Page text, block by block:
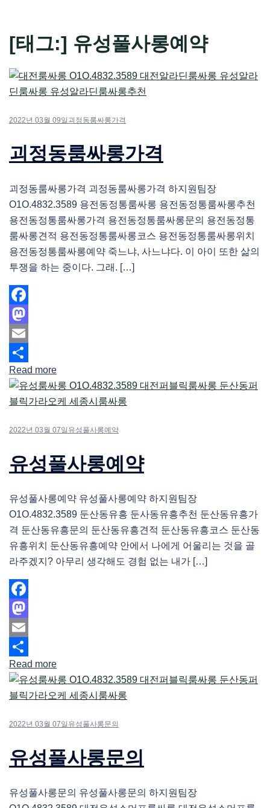
[태그:] 유성풀사롱예약
2022년 03월 09일 괴정동룸싸롱가격
괴정동룸싸롱가격
괴정동룸싸롱가격 괴정동룸싸롱가격 하지원팀장
O1O.4832.3589 용전동정통룸싸롱 용전동정통룸싸롱추천
용전동정통룸싸롱가격 용전동정통룸싸롱문의 용전동정통
룸싸롱견적 용전동정통룸싸롱코스 용전동정통룸싸롱위치
용전동정통룸싸롱예약 죽느냐, 사느냐다. 이 아이 또한 삶의
투쟁을 하는 중이다. 그래. […]
Facebook
Mastodon
Email
Share
Read more
2022년 03월 07일 유성풀사롱예약
유성풀사롱예약
유성풀사롱예약 유성풀사롱예약 하지원팀장
O1O.4832.3589 둔산동유흥 둔사동유흥추천 둔산동유흥가
격 둔산동유흥문의 둔산동유흥견적 둔산동유흥코스 둔산동
유흥위치 둔산동유흥예약 안에서 나에게 어울리는 것을 골
라주겠지? 아무리 생각해도 경험 없는 내가 […]
Facebook
Mastodon
Email
Share
Read more
2022년 03월 07일 유성풀사롱문의
유성풀사롱문의
유성풀사롱문의 유성풀사롱문의 하지원팀장